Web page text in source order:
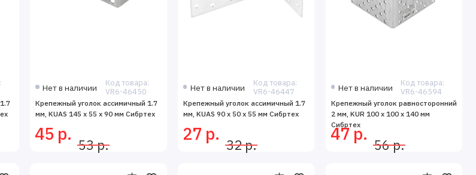
Нет в наличии
Код товара:
VR6-46450
Крепежный уголок ассимичный 1.7
мм, KUAS 145 х 55 х 90 мм Сибртех
45 р.
53 р.
Нет в наличии
Код товара:
VR6-46447
Крепежный уголок ассимичный 1.7
мм, KUAS 90 х 50 х 55 мм Сибртех
27 р.
32 р.
Нет в наличии
Код товара:
VR6-46594
Крепежный уголок равносторонний
2 мм, KUR 100 x 100 x 140 мм
Сибртех
47 р.
56 р.